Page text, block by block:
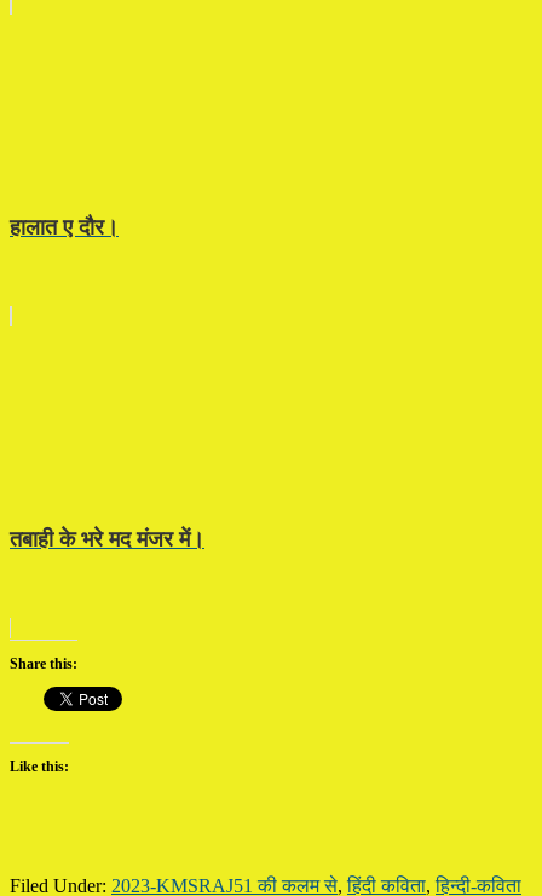
हालात ए दौर।
तबाही के भरे मद मंजर में।
Share this:
Like this:
Filed Under: 2023-KMSRAJ51 की कलम से,हिंदी कविता,हिन्दी-कविता